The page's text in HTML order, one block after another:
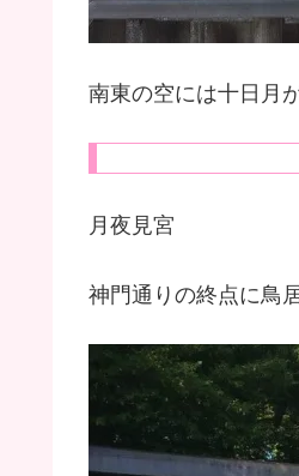
南東の空には十日月
月夜見宮
神門通りの終点に鳥